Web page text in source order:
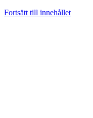
Fortsätt till innehållet